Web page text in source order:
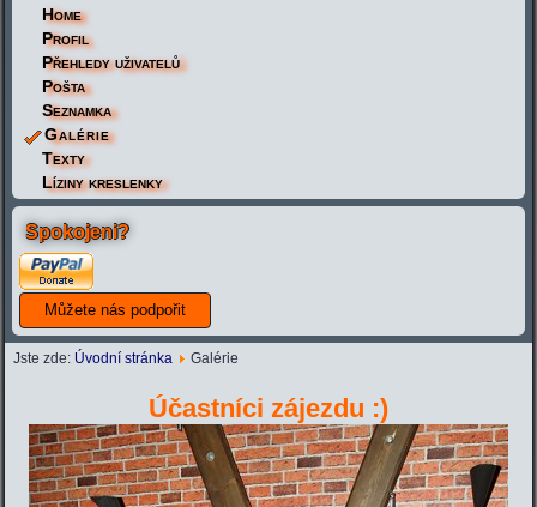
Home
Profil
Přehledy uživatelů
Pošta
Seznamka
Galérie
Texty
Líziny kreslenky
Spokojeni?
Jste zde: Úvodní stránka Galérie
Účastníci zájezdu :)